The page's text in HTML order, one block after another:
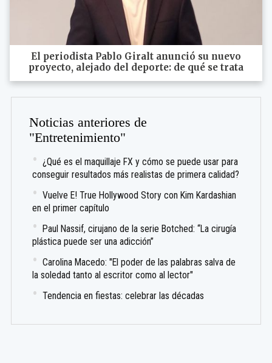
El periodista Pablo Giralt anunció su nuevo
proyecto, alejado del deporte: de qué se trata
Noticias anteriores de
"Entretenimiento"
¿Qué es el maquillaje FX y cómo se puede usar para
conseguir resultados más realistas de primera calidad?
Vuelve E! True Hollywood Story con Kim Kardashian
en el primer capítulo
Paul Nassif, cirujano de la serie Botched: “La cirugía
plástica puede ser una adicción”
Carolina Macedo: "El poder de las palabras salva de
la soledad tanto al escritor como al lector"
Tendencia en fiestas: celebrar las décadas